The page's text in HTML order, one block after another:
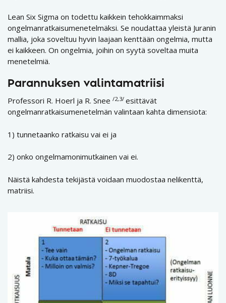
Lean Six Sigma on todettu kaikkein tehokkaimmaksi
ongelmanratkaisumenetelmäksi. Se noudattaa yleistä Juranin
mallia, joka soveltuu hyvin laajaan kenttään ongelmia, mutta
ei kaikkeen. On ongelmia, joihin on syytä soveltaa muita
menetelmiä.
Parannuksen valintamatriisi
Professori R. Hoerl ja R. Snee /2,3/ esittävät
ongelmanratkaisumenetelmän valintaan kahta dimensiota:
1) tunnetaanko ratkaisu vai ei ja
2) onko ongelmamonimutkainen vai ei.
Näistä kahdesta tekijästä voidaan muodostaa nelikenttä,
matriisi.